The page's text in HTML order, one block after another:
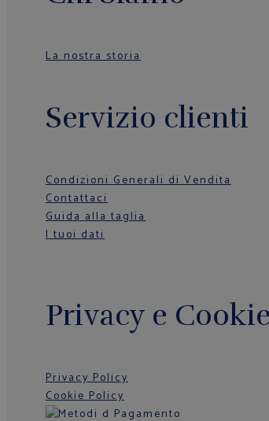
La nostra storia
Servizio clienti
Condizioni Generali di Vendita
Contattaci
Guida alla taglia
I tuoi dati
Privacy e Cookie
Privacy Policy
Cookie Policy